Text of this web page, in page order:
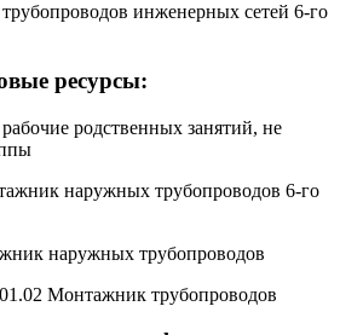
инженерных сетей 6-го
ресурсы:
родственных занятий, не
наружных трубопроводов 6-го
наружных трубопроводов
Монтажник трубопроводов